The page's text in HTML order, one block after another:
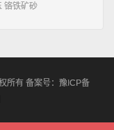
铬铁矿砂
有 备案号： 豫ICP备